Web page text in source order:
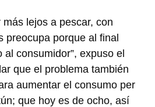
más lejos a pescar, con
preocupa porque al final
consumidor”, expuso el
que el problema también
aumentar el consumo per
que hoy es de ocho, así